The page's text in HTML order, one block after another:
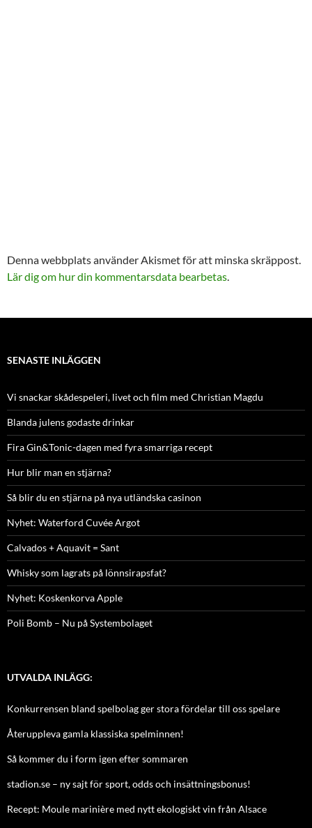
Denna webbplats använder Akismet för att minska skräppost.
Lär dig om hur din kommentarsdata bearbetas
SENASTE INLÄGGEN
Vi snackar skådespeleri, livet och film med Christian Magdu
Blanda julens godaste drinkar
Fira Gin&Tonic-dagen med fyra smarriga recept
Hur blir man en stjärna?
Så blir du en stjärna på nya utländska casinon
Nyhet: Waterford Cuvée Argot
Calvados + Aquavit = Sant
Whisky som lagrats på lönnsirapsfat?
Nyhet: Koskenkorva Apple
Poli Bomb – Nu på Systembolaget
UTVALDA INLÄGG:
Konkurrensen bland spelbolag ger stora fördelar till oss spelare
Återuppleva gamla klassiska spelminnen!
Så kommer du i form igen efter sommaren
stadion.se – ny sajt för sport, odds och insättningsbonus!
Recept: Moule marinière med nytt ekologiskt vin från Alsace